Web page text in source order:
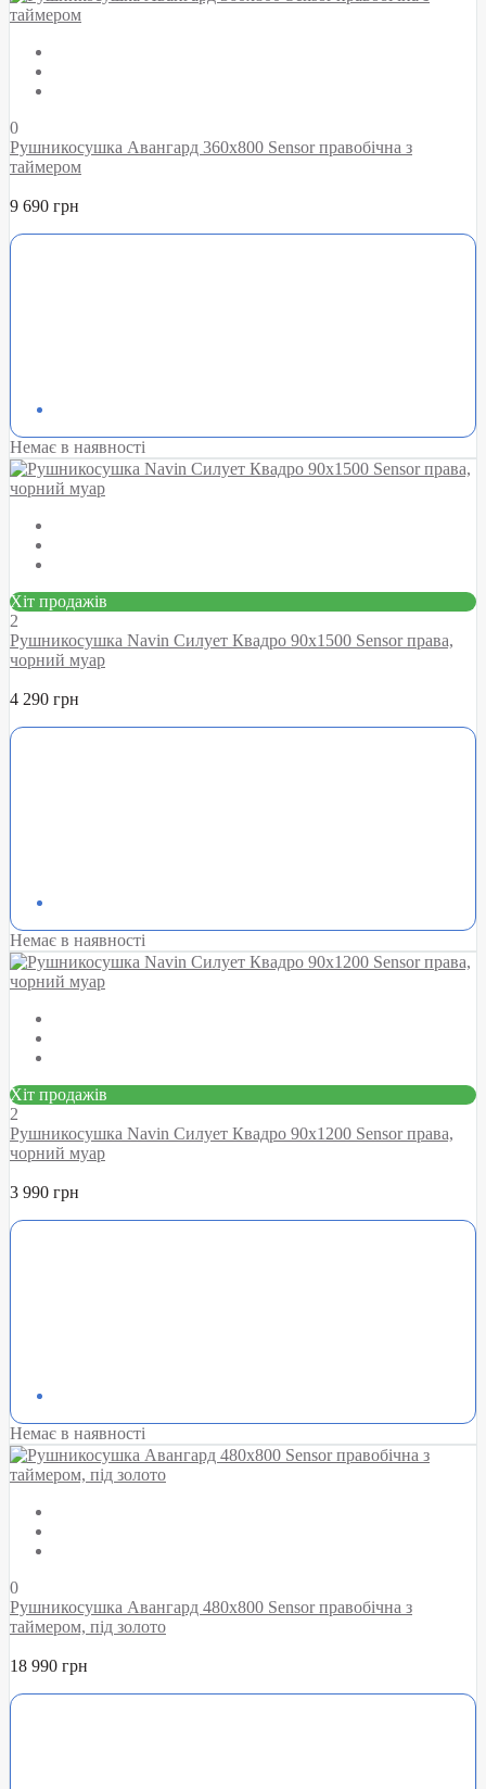
0
Рушникосушка Авангард 360х800 Sensor правобічна з
таймером
9 690 грн
Немає в наявності
Хіт продажів
2
Рушникосушка Navin Силует Квадро 90х1500 Sensor права,
чорний муар
4 290 грн
Немає в наявності
Хіт продажів
2
Рушникосушка Navin Силует Квадро 90х1200 Sensor права,
чорний муар
3 990 грн
Немає в наявності
0
Рушникосушка Авангард 480х800 Sensor правобічна з
таймером, під золото
18 990 грн